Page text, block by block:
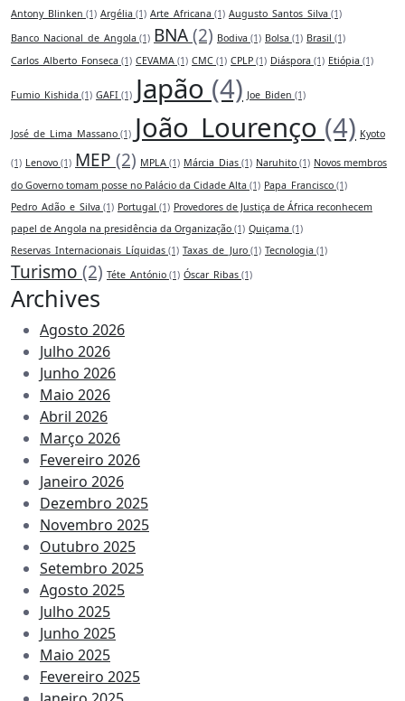
Antony_Blinken (1) Argélia (1) Arte_Africana (1) Augusto_Santos_Silva (1)
Banco_Nacional_de_Angola (1) BNA(2) Bodiva (1) Bolsa (1) Brasil (1)
Carlos_Alberto_Fonseca (1) CEVAMA (1) CMC (1) CPLP (1) Diáspora (1) Etiópia (1)
Fumio_Kishida (1) GAFI (1) Japão (4) Joe_Biden (1)
José_de_Lima_Massano (1) João_Lourenço (4) Kyoto
(1) Lenovo (1) MEP (2) MPLA (1) Márcia_Dias (1) Naruhito (1) Novos membros
do Governo tomam posse no Palácio da Cidade Alta (1) Papa_Francisco (1)
Pedro_Adão_e_Silva (1) Portugal (1) Provedores de Justiça de África reconhecem
papel de Angola na presidência da Organização (1) Quiçama (1)
Reservas_Internacionais_Líquidas (1) Taxas_de_Juro (1) Tecnologia (1)
Turismo (2) Téte_António (1) Óscar_Ribas (1)
Archives
Agosto 2026
Julho 2026
Junho 2026
Maio 2026
Abril 2026
Março 2026
Fevereiro 2026
Janeiro 2026
Dezembro 2025
Novembro 2025
Outubro 2025
Setembro 2025
Agosto 2025
Julho 2025
Junho 2025
Maio 2025
Fevereiro 2025